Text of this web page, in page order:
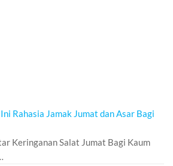
Rahasia Jamak Jumat dan Asar Bagi
Keringanan Salat Jumat Bagi Kaum